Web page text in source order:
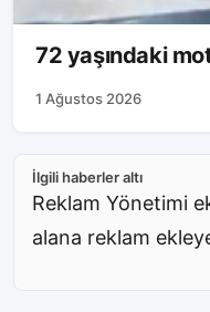
72
1 Ağustos 2026
İlgili haberler altı
Reklam Yönetimi
alana reklam